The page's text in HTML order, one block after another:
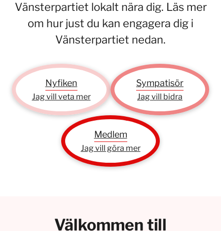
Vänsterpartiet lokalt nära dig. Läs mer
om hur just du kan engagera dig i
Vänsterpartiet nedan.
Nyfiken
Jag vill veta mer
Sympatisör
Jag vill bidra
Medlem
Jag vill göra mer
Välkommen till